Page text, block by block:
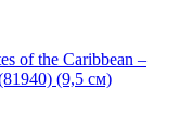
of the Caribbean –
(9,5 см)